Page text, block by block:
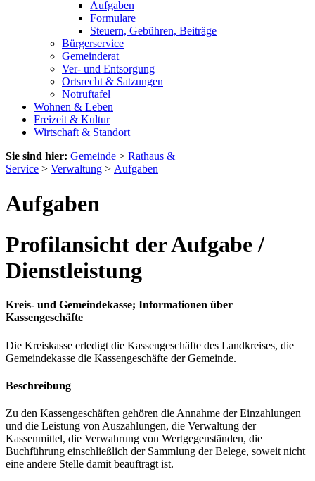
Aufgaben
Formulare
Steuern, Gebühren, Beiträge
Bürgerservice
Gemeinderat
Ver- und Entsorgung
Ortsrecht & Satzungen
Notruftafel
Wohnen & Leben
Freizeit & Kultur
Wirtschaft & Standort
Sie sind hier: Gemeinde > Rathaus &
Service > Verwaltung > Aufgaben
Aufgaben
Profilansicht der Aufgabe /
Dienstleistung
Kreis- und Gemeindekasse; Informationen über
Kassengeschäfte
Die Kreiskasse erledigt die Kassengeschäfte des Landkreises, die
Gemeindekasse die Kassengeschäfte der Gemeinde.
Beschreibung
Zu den Kassengeschäften gehören die Annahme der Einzahlungen
und die Leistung von Auszahlungen, die Verwaltung der
Kassenmittel, die Verwahrung von Wertgegenständen, die
Buchführung einschließlich der Sammlung der Belege, soweit nicht
eine andere Stelle damit beauftragt ist.